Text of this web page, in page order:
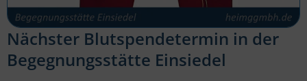
Nächster Blutspendetermin in der
Begegnungsstätte Einsiedel